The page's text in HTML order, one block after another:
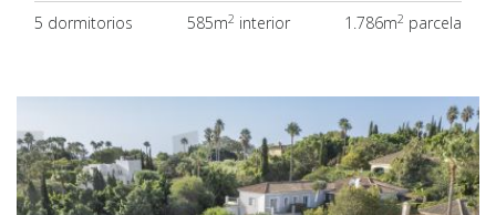
5 dormitorios 585m2 interior 1.786m2 parcela